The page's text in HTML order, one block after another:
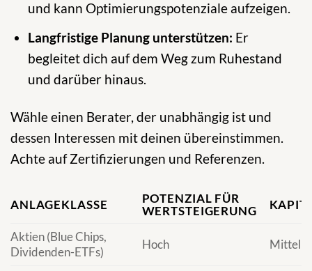
und kann Optimierungspotenziale aufzeigen.
Langfristige Planung unterstützen: Er
begleitet dich auf dem Weg zum Ruhestand
und darüber hinaus.
Wähle einen Berater, der unabhängig ist und
dessen Interessen mit deinen übereinstimmen.
Achte auf Zertifizierungen und Referenzen.
ANLAGEKLASSE
POTENZIAL FÜR
WERTSTEIGERUNG
Aktien (Blue Chips,
Dividenden-ETFs)
Hoch Mittel